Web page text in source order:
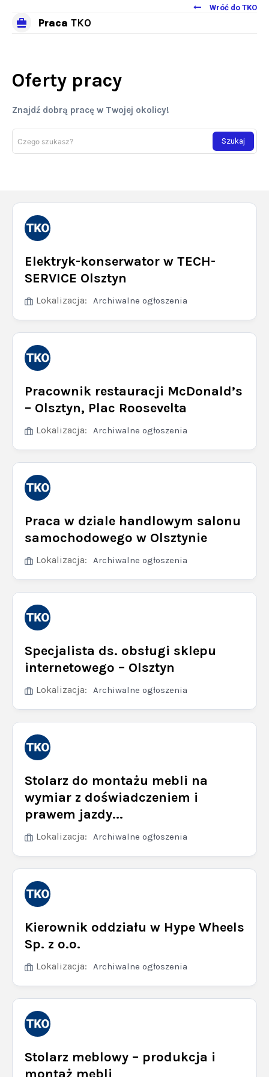
Wróć do TKO
Praca TKO
Oferty pracy
Znajdź dobrą pracę w Twojej okolicy!
Czego szukasz? Szukaj
Elektryk-konserwator w TECH-
SERVICE Olsztyn
Lokalizacja: Archiwalne ogłoszenia
Pracownik restauracji McDonald’s
– Olsztyn, Plac Roosevelta
Lokalizacja: Archiwalne ogłoszenia
Praca w dziale handlowym salonu
samochodowego w Olsztynie
Lokalizacja: Archiwalne ogłoszenia
Specjalista ds. obsługi sklepu
internetowego – Olsztyn
Lokalizacja: Archiwalne ogłoszenia
Stolarz do montażu mebli na
wymiar z doświadczeniem i
prawem jazdy...
Lokalizacja: Archiwalne ogłoszenia
Kierownik oddziału w Hype Wheels
Sp. z o.o.
Lokalizacja: Archiwalne ogłoszenia
Stolarz meblowy – produkcja i